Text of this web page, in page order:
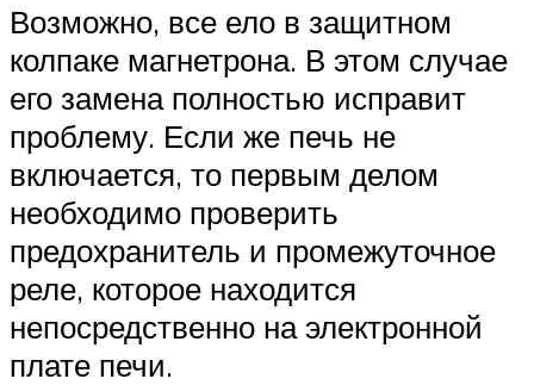
Возможно, все ело в защитном
колпаке магнетрона. В этом случае
его замена полностью исправит
проблему. Если же печь не
включается, то первым делом
необходимо проверить
предохранитель и промежуточное
реле, которое находится
непосредственно на электронной
плате печи.